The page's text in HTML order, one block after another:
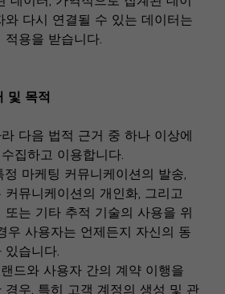
와 다시 연결될 수 있는 데이터는
용을 받습니다.
및 목적
다음 법적 근거 중 하나 이상에
집하고 이용합니다.
마케팅 커뮤니케이션의 발송,
뮤니케이션의 개인화, 그리고
또는 기타 추적 기술의 사용을 위
우 사용자는 언제든지 자신의 동
있습니다.
드와 사용자 간의 계약 이행을
경우, 특히 고객 계정의 생성 및 관